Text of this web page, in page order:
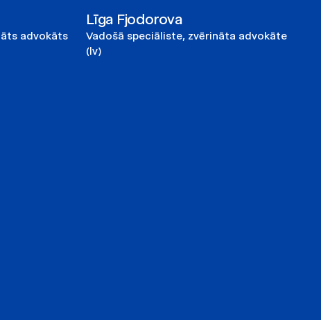
advokāts
Līga Fjodorova
Vadošā speciāliste, zvērināta advokāte
(lv)